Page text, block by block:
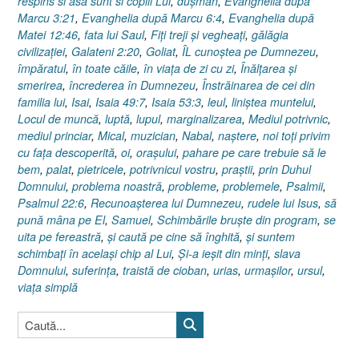
Marcu 3:21, Evanghelia după Marcu 6:4, Evanghelia după
Matei 12:46, fata lui Saul, Fiţi treji şi vegheaţi, gălăgia
civilizaţiei, Galateni 2:20, Goliat, ÎL cunoştea pe Dumnezeu,
împăratul, în toate căile, în viaţa de zi cu zi, Înălţarea şi
smerirea, încrederea în Dumnezeu, Înstrăinarea de cei din
familia lui, Isai, Isaia 49:7, Isaia 53:3, leul, liniştea muntelui,
Locul de muncă, luptă, lupul, marginalizarea, Mediul potrivnic,
mediul princiar, Mical, muzician, Nabal, naştere, noi toţi privim
cu faţa descoperită, oi, oraşului, pahare pe care trebuie să le
bem, palat, pietricele, potrivnicul vostru, praştii, prin Duhul
Domnului, problema noastră, probleme, problemele, Psalmii,
Psalmul 22:6, Recunoaşterea lui Dumnezeu, rudele lui Isus, să
pună mâna pe El, Samuel, Schimbările bruşte din program, se
uita pe fereastră, şi caută pe cine să înghită, şi suntem
schimbaţi în acelaşi chip al Lui, Şi-a ieşit din minţi, slava
Domnului, suferinţa, traistă de cioban, urias, urmaşilor, ursul,
viaţa simplă